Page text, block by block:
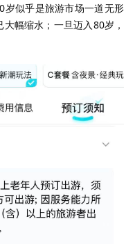
岁似乎是旅游市场一道无形
幅缩水；一旦迈入80岁，